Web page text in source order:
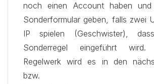
noch einen Account haben
Sonderformular geben, falls zwei
IP spielen (Geschwister),
Sonderregel eingeführt
Regelwerk wird es in den
bzw.